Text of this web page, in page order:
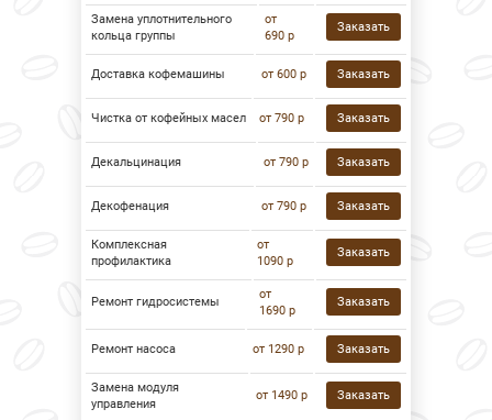
Замена уплотнительного
кольца группы
от
690 р
Заказать
Доставка кофемашины от 600 р Заказать
Чистка от кофейных масел от 790 р Заказать
Декальцинация от 790 р Заказать
Декофенация от 790 р Заказать
Комплексная
профилактика
от
1090 р
Заказать
Ремонт гидросистемы
от
1690 р
Заказать
Ремонт насоса от 1290 р Заказать
Замена модуля
управления
от 1490 р Заказать